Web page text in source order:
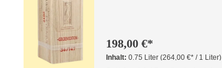
198,00 €*
Inhalt:0.75 Liter(264,00 €* / 1 Liter)